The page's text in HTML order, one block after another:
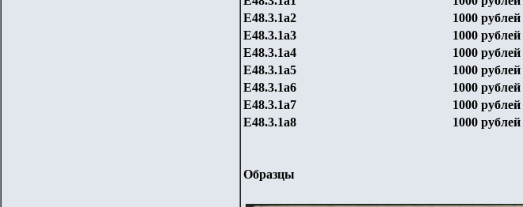
Е48.3.1a2 1000 рублей
Е48.3.1a3 1000 рублей
Е48.3.1a4 1000 рублей
Е48.3.1a5 1000 рублей
Е48.3.1a6 1000 рублей
Е48.3.1a7 1000 рублей
Е48.3.1a8 1000 рублей
Образцы